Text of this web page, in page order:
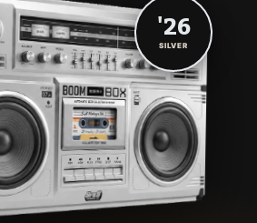
'26
SILVER